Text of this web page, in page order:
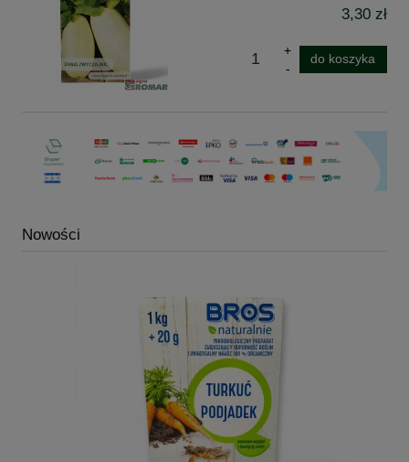
3,30 zł
do koszyka
Nowości